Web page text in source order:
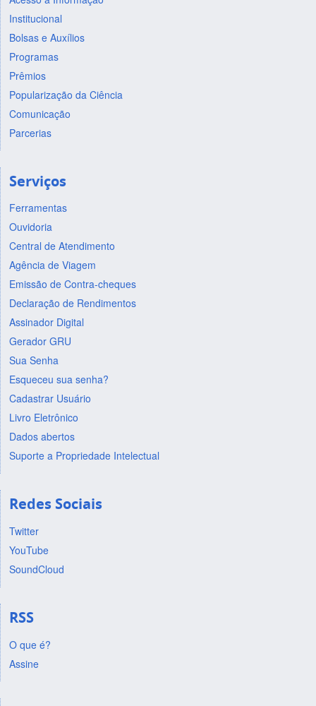
Institucional
Bolsas e Auxílios
Programas
Prêmios
Popularização da Ciência
Comunicação
Parcerias
Serviços
Ferramentas
Ouvidoria
Central de Atendimento
Agência de Viagem
Emissão de Contra-cheques
Declaração de Rendimentos
Assinador Digital
Gerador GRU
Sua Senha
Esqueceu sua senha?
Cadastrar Usuário
Livro Eletrônico
Dados abertos
Suporte a Propriedade Intelectual
Redes Sociais
Twitter
YouTube
SoundCloud
RSS
O que é?
Assine